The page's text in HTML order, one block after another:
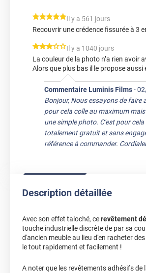
*****
Il y a 561 jours
Recouvrir une crédence fissurée à 3
*****Il y a 1040 jours
La couleur de la photo n’a rien avoir
Alors que plus bas il le propose
Commentaire Luminis Films-
Bonjour, Nous essayons de
pour cela colle au maximum
une simple photo. C'est pour
totalement gratuit et sans
référence à commander.
Description détaillée
Avec son effet taloché, cerevêtement
touche industrielle discrète de par sa
d'ancien meuble au lieu d'en racheter
le tout rapidement et facilement !
A noter que les revêtements adhésifs de